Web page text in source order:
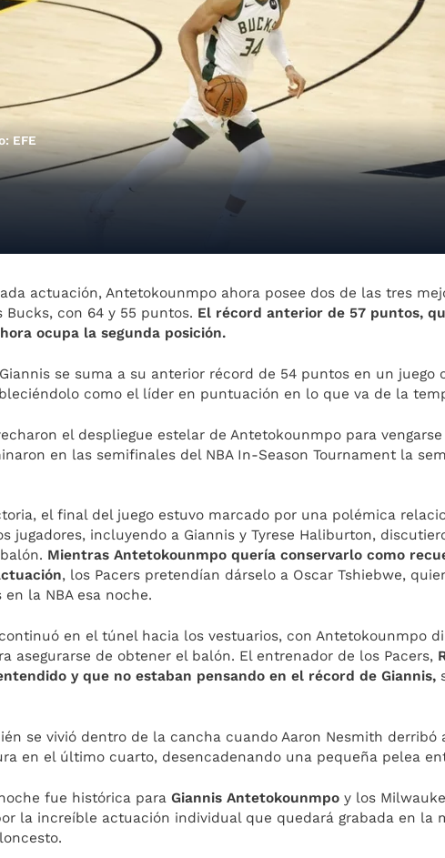
EFE
actuación, Antetokounmpo ahora posee dos de las tres
Bucks, con 64 y 55 puntos. El récord anterior de 57 puntos,
ocupa la segunda posición.
se suma a su anterior récord de 54 puntos en un juego
como el líder en puntuación en lo que va de la
el despliegue estelar de Antetokounmpo para vengarse
en las semifinales del NBA In-Season Tournament la
el final del juego estuvo marcado por una polémica
jugadores, incluyendo a Giannis y Tyrese Haliburton,
Mientras Antetokounmpo quería conservarlo como
, los Pacers pretendían dárselo a Oscar Tshiebwe,
la NBA esa noche.
en el túnel hacia los vestuarios, con Antetokounmpo
asegurarse de obtener el balón. El entrenador de los Pacers,
y que no estaban pensando en el récord de Giannis,
se vivió dentro de la cancha cuando Aaron Nesmith derribó
en el último cuarto, desencadenando una pequeña pelea
fue histórica paraGiannis Antetokounmpo y los
la increíble actuación individual que quedará grabada en la